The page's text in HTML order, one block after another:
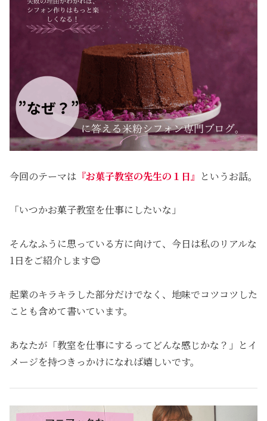
今回のテーマは 『お菓子教室の先生の１日』 というお話。
「いつかお菓子教室を仕事にしたいな」
そんなふうに思っている方に向けて、今日は私のリアルな
1日をご紹介します😊
起業のキラキラした部分だけでなく、地味でコツコツした
ことも含めて書いています。
あなたが「教室を仕事にするってどんな感じかな？」とイ
メージを持つきっかけになれば嬉しいです。